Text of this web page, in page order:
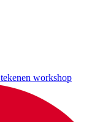
tekenen workshop